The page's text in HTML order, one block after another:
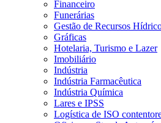
Financeiro
Funerárias
Gestão de Recursos
Gráficas
Hotelaria, Turismo e Lazer
Imobiliário
Indústria
Indústria Farmacêutica
Indústria Química
Lares e IPSS
Logística de ISO